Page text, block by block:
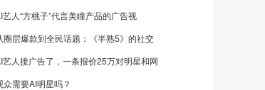
艺人“方桃子”代言美瞳产品的广告视
圈层爆款到全民话题：《半熟5》的社交
艺人接广告了，一条报价25万对明星和网
众需要AI明星吗？